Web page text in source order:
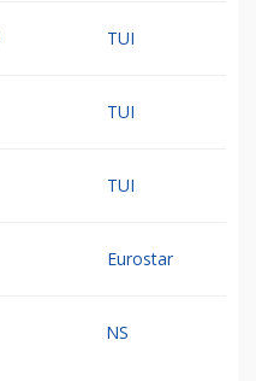
TUI
TUI
TUI
Eurostar
NS